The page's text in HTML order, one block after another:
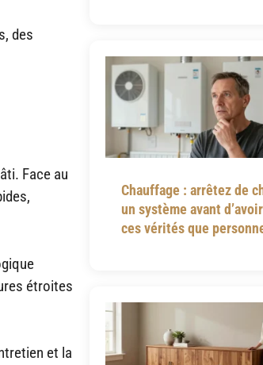
des
Face au
étroites
et la
Chauffage : arrêtez de
un système avant
ces vérités que